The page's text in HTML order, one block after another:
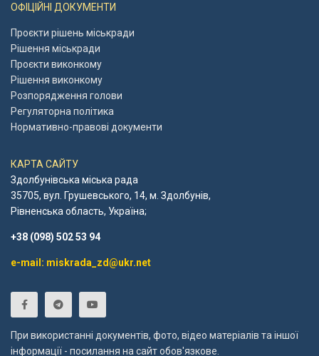
ОФІЦІЙНІ ДОКУМЕНТИ
Проєкти рішень міськради
Рішення міськради
Проєкти виконкому
Рішення виконкому
Розпорядження голови
Регуляторна політика
Нормативно-правові документи
КАРТА САЙТУ
Здолбунівська міська рада
35705, вул. Грушевського, 14, м. Здолбунів,
Рівненська область, Україна;
+38 (098) 502 53 94
e-mail: miskrada_zd@ukr.net
При використанні документів, фото, відео матеріалів та іншої
інформації - посилання на сайт обов'язкове.